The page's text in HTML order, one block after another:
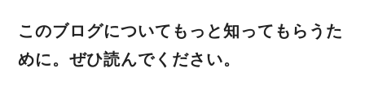
このブログについてもっと知ってもらうた
めに。ぜひ読んでください。